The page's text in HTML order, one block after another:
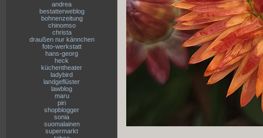
andrea
bestatterweblog
bohnenzeitung
chinomso
christa
draußen nur kännchen
foto-werkstatt
hans-georg
heck
küchentheater
ladybird
landgeflüster
lawblog
maru
piri
shopblogger
sonia
suomalainen
supermarkt